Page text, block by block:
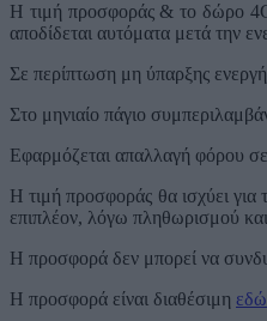
Η τιμή προσφοράς & το δώρο
αποδίδεται αυτόματα μετά την
Σε περίπτωση μη ύπαρξης
Στο μηνιαίο πάγιο
Εφαρμόζεται απαλλαγή φόρου
Η τιμή προσφοράς θα ισχύει
επιπλέον, λόγω πληθωρισμού
Η προσφορά δεν μπορεί να
Η προσφορά είναι διαθέσιμη εδώ